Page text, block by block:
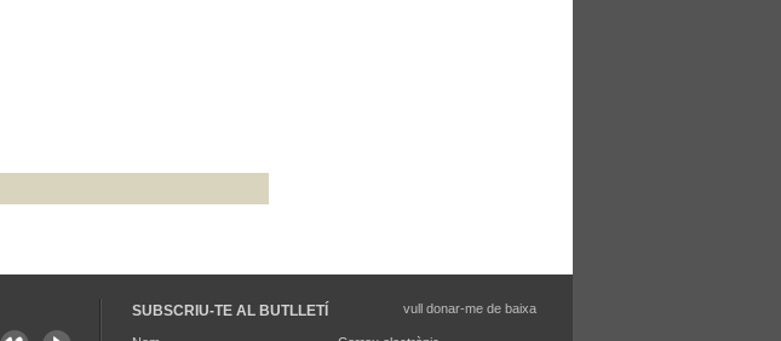
SUBSCRIU-TE AL BUTLLETÍ vull donar-me de baixa